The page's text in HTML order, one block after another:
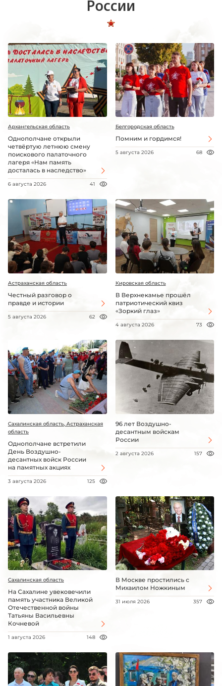
России
Архангельская область
Однополчане открыли
четвёртую летнюю смену
поискового палаточного
лагеря «Нам память
досталась в наследство»
6 августа 2026 41
Белгородская область
Помним и гордимся!
5 августа 2026 68
Астраханская область
Честный разговор о
правде и истории
5 августа 2026 62
Кировская область
В Верхнекамье прошёл
патриотический квиз
«Зоркий глаз»
4 августа 2026 73
Сахалинская область, Астраханская
область
Однополчане встретили
День Воздушно-
десантных войск России
на памятных акциях
3 августа 2026 125
96 лет Воздушно-
десантным войскам
России
2 августа 2026 157
Сахалинская область
На Сахалине увековечили
память участника Великой
Отечественной войны
Татьяны Васильевны
Кочневой
1 августа 2026 148
В Москве простились с
Михаилом Ножкиным
31 июля 2026 357